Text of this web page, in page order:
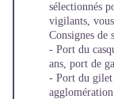
sélectionnés
vigilants,
Consignes de
- Port du
ans, port de
- Port du gilet